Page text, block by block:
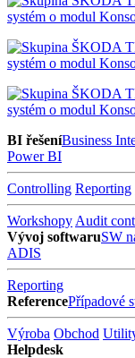
BI řešeníBusiness
Power BI
Controlling Reporting
Workshopy Audit
Vývoj softwaruSW
ADIS
Reporting
ReferencePřípadové
Výroba Obchod
Helpdesk